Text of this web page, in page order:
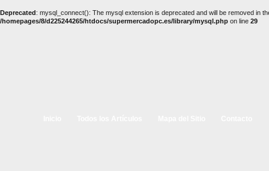
Deprecated: mysql_connect(): The mysql extension is deprecated and will be removed in
/homepages/8/d225244265/htdocs/supermercadopc.es/library/mysql.php on line 29